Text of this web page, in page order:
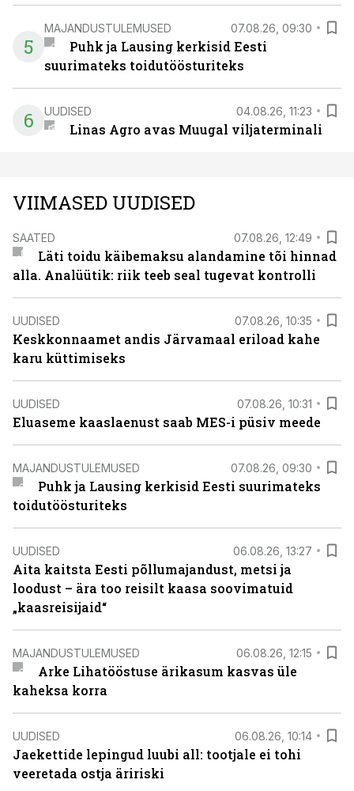
5
MAJANDUSTULEMUSED 07.08.26, 09:30
Puhk ja Lausing kerkisid Eesti
suurimateks toidutöösturiteks
6 UUDISED 04.08.26, 11:23
Linas Agro avas Muugal viljaterminali
VIIMASED UUDISED
SAATED 07.08.26, 12:49
Läti toidu käibemaksu alandamine tõi hinnad
alla. Analüütik: riik teeb seal tugevat kontrolli
UUDISED 07.08.26, 10:35
Keskkonnaamet andis Järvamaal eriload kahe
karu küttimiseks
UUDISED 07.08.26, 10:31
Eluaseme kaaslaenust saab MES-i püsiv meede
MAJANDUSTULEMUSED 07.08.26, 09:30
Puhk ja Lausing kerkisid Eesti suurimateks
toidutöösturiteks
UUDISED 06.08.26, 13:27
Aita kaitsta Eesti põllumajandust, metsi ja
loodust – ära too reisilt kaasa soovimatuid
„kaasreisijaid“
MAJANDUSTULEMUSED 06.08.26, 12:15
Arke Lihatööstuse ärikasum kasvas üle
kaheksa korra
UUDISED 06.08.26, 10:14
Jaekettide lepingud luubi all: tootjale ei tohi
veeretada ostja äririski